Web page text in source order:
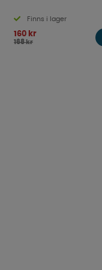
Finns i lager
160 kr
168 kr